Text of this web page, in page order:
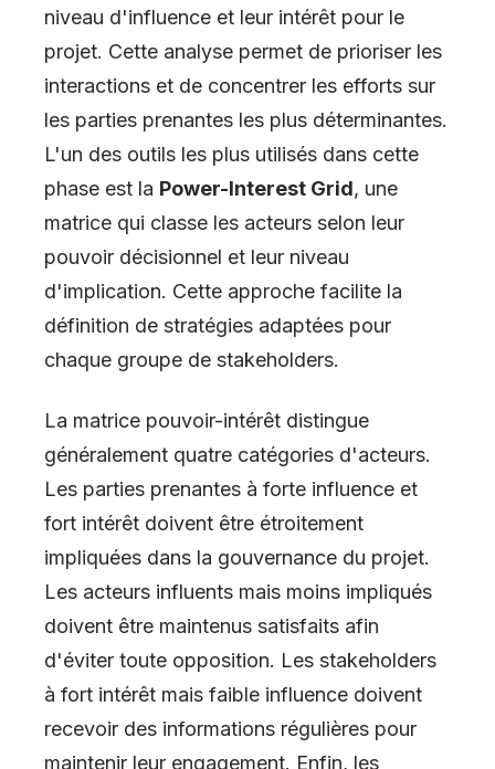
niveau d'influence et leur intérêt pour le
projet. Cette analyse permet de prioriser les
interactions et de concentrer les efforts sur
les parties prenantes les plus déterminantes.
L'un des outils les plus utilisés dans cette
phase est la Power-Interest Grid, une
matrice qui classe les acteurs selon leur
pouvoir décisionnel et leur niveau
d'implication. Cette approche facilite la
définition de stratégies adaptées pour
chaque groupe de stakeholders.
La matrice pouvoir-intérêt distingue
généralement quatre catégories d'acteurs.
Les parties prenantes à forte influence et
fort intérêt doivent être étroitement
impliquées dans la gouvernance du projet.
Les acteurs influents mais moins impliqués
doivent être maintenus satisfaits afin
d'éviter toute opposition. Les stakeholders
à fort intérêt mais faible influence doivent
recevoir des informations régulières pour
maintenir leur engagement. Enfin, les